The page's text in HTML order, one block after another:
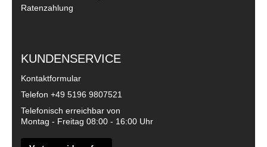
Ratenzahlung
KUNDENSERVICE
Kontaktformular
Telefon +49 5196 9807521
Telefonisch erreichbar von
Montag - Freitag 08:00 - 16:00 Uhr